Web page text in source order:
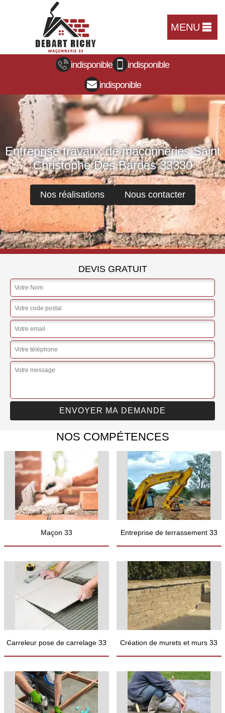
MENU
indisponible
indisponible
indisponible
Entreprise travaux de maçonneries Saint
Christophe Des Bardes 33330
Nos réalisations Nous contacter
DEVIS GRATUIT
NOS COMPÉTENCES
Maçon 33 Entreprise de terrassement 33
Carreleur pose de carrelage 33 Création de murets et murs 33